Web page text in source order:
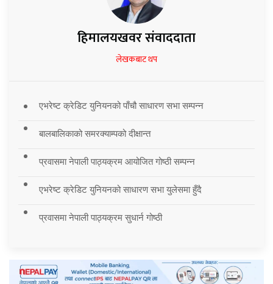
हिमालयखवर संवाददाता
लेखकबाट थप
एभरेष्ट क्रेडिट युनियनको पाँचौ साधारण सभा सम्पन्न
बालबालिकाको समरक्याम्पको दीक्षान्त
प्रवासमा नेपाली पाठ्यक्रम आयोजित गोष्ठी सम्पन्न
एभरेष्ट क्रेडिट युनियनको साधारण सभा युलेसमा हुँदै
प्रवासमा नेपाली पाठ्यक्रम सुधार्न गोष्ठी